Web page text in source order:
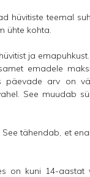
hüvitiste teemal
ühte kohta.
ja emapuhkust.
emadele
päevade arv on
See muudab
tähendab, et
on kuni 14-aastat